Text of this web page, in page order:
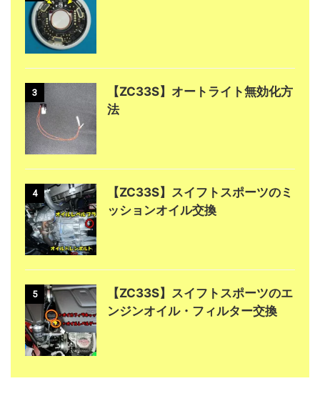
3
【ZC33S】オートライト無効化方
法
4
【ZC33S】スイフトスポーツのミ
ッションオイル交換
5
【ZC33S】スイフトスポーツのエ
ンジンオイル・フィルター交換